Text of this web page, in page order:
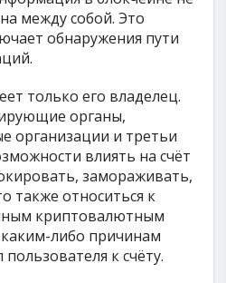
между собой. Это
обнаружения пути
только его владелец.
органы,
организации и третьи
влиять на счёт
замораживать,
также относиться к
криптовалютным
либо причинам
к счёту.